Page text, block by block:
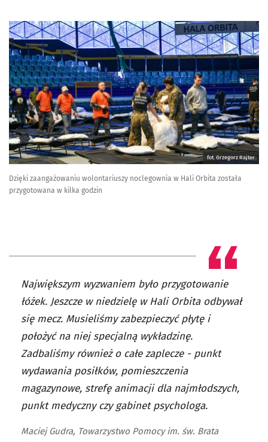
fot. Grzegorz Rajter
Dzięki zaangażowaniu wolontariuszy noclegownia w Hali Orbita została
przygotowana w kilka godzin
Największym wyzwaniem było przygotowanie
łóżek. Jeszcze w niedzielę w Hali Orbita odbywał
się mecz. Musieliśmy zabezpieczyć płytę i
położyć na niej specjalną wykładzinę.
Zadbaliśmy również o całe zaplecze - punkt
wydawania posiłków, pomieszczenia
magazynowe, strefę animacji dla najmłodszych,
punkt medyczny czy gabinet psychologa.
Maciej Gudra, Towarzystwo Pomocy im. św. Brata